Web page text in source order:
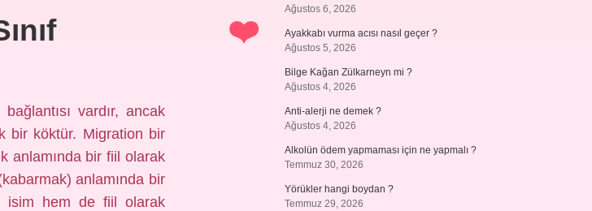
vardır, ancak
bir köktür. Migration bir
anlamında bir fiil olarak
anlamında bir
isim hem de fiil olarak
Ağustos 6, 2026
Ayakkabı vurma acısı nasıl geçer ?
Ağustos 5, 2026
Bilge Kağan Zülkarneyn mi ?
Ağustos 4, 2026
Anti-alerji ne demek ?
Ağustos 4, 2026
Alkolün ödem yapmaması için ne yapmalı ?
Temmuz 30, 2026
Yörükler hangi boydan ?
Temmuz 29, 2026